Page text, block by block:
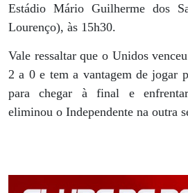
Estádio Mário Guilherme dos
Lourenço), às 15h30.
Vale ressaltar que o Unidos
2 a 0 e tem a vantagem de jogar
para chegar à final e
eliminou o Independente na outra